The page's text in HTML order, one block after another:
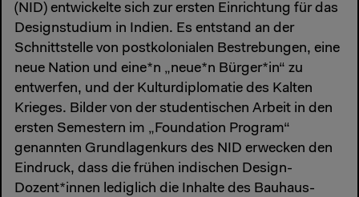
(NID) entwickelte sich zur ersten Einrichtung für das
Designstudium in Indien. Es entstand an der
Schnittstelle von postkolonialen Bestrebungen, eine
neue Nation und eine*n „neue*n Bürger*in“ zu
entwerfen, und der Kulturdiplomatie des Kalten
Krieges. Bilder von der studentischen Arbeit in den
ersten Semestern im „Foundation Program“
genannten Grundlagenkurs des NID erwecken den
Eindruck, dass die frühen indischen Design-
Dozent*innen lediglich die Inhalte des Bauhaus-